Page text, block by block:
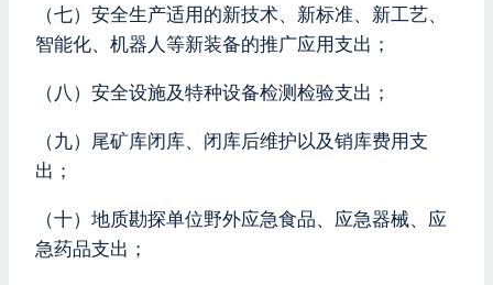
（七）安全生产适用的新技术、新标准、新工艺、
智能化、机器人等新装备的推广应用支出；
（八）安全设施及特种设备检测检验支出；
（九）尾矿库闭库、闭库后维护以及销库费用支
出；
（十）地质勘探单位野外应急食品、应急器械、应
急药品支出；